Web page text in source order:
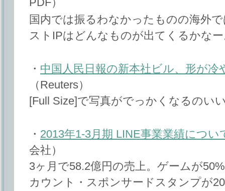
国内では振るわなかったものの海外
ストIPはどんなものが出てくるかな
・ 中国人民日報の新本社ビル、形が冷
（Reuters）
[Full Size]で写真がでっかくなるのい
・ 2013年1-3月期 LINE事業業績につい
会社）
3ヶ月で58.2億円の売上。ゲームが
カウント・スポンサードスタンプが